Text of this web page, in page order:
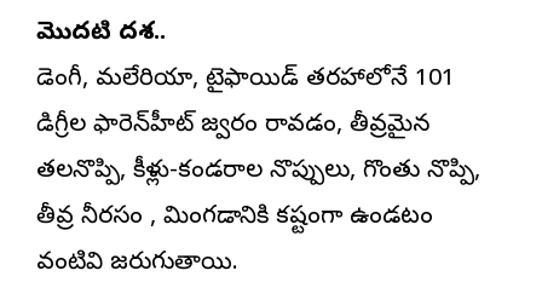
మొదటి దశ..
డెంగీ, మలేరియా, టైఫాయిడ్ తరహాలోనే 101
డిగ్రీల ఫారెన్‌హీట్ జ్వరం రావడం, తీవ్రమైన
తలనొప్పి, కీళ్లు-కండరాల నొప్పులు, గొంతు నొప్పి,
తీవ్ర నీరసం , మింగడానికి కష్టంగా ఉండటం
వంటివి జరుగుతాయి.